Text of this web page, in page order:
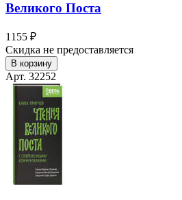
Великого Поста
1155 ₽
Скидка не предоставляется
В корзину
Арт. 32252